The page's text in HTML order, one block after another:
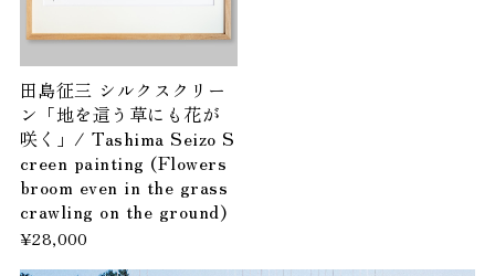
田島征三 シルクスクリー
ン「地を這う草にも花が
咲く」/ Tashima Seizo S
creen painting (Flowers
broom even in the grass
crawling on the ground)
¥28,000